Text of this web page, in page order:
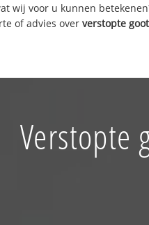
wij voor u kunnen
of advies oververstopte
Verstopte